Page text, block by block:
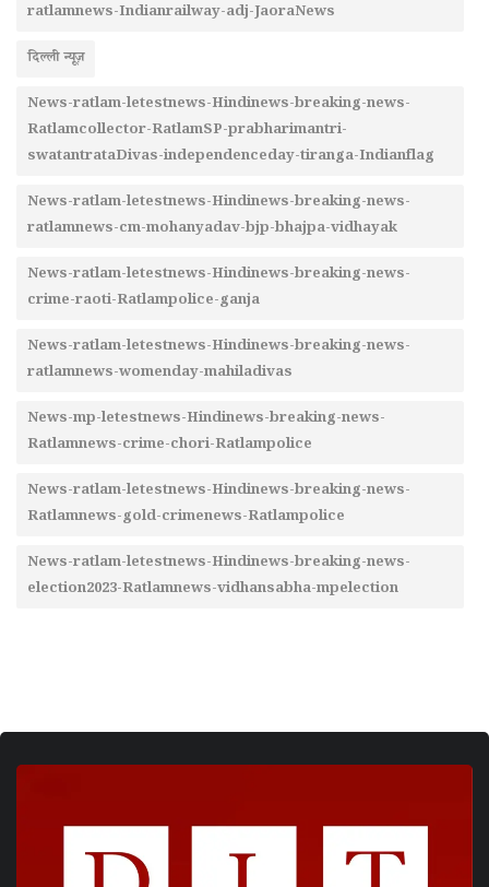
ratlamnews-Indianrailway-adj-JaoraNews
दिल्ली न्यूज़
News-ratlam-letestnews-Hindinews-breaking-news-
Ratlamcollector-RatlamSP-prabharimantri-
swatantrataDivas-independenceday-tiranga-Indianflag
News-ratlam-letestnews-Hindinews-breaking-news-
ratlamnews-cm-mohanyadav-bjp-bhajpa-vidhayak
News-ratlam-letestnews-Hindinews-breaking-news-
crime-raoti-Ratlampolice-ganja
News-ratlam-letestnews-Hindinews-breaking-news-
ratlamnews-womenday-mahiladivas
News-mp-letestnews-Hindinews-breaking-news-
Ratlamnews-crime-chori-Ratlampolice
News-ratlam-letestnews-Hindinews-breaking-news-
Ratlamnews-gold-crimenews-Ratlampolice
News-ratlam-letestnews-Hindinews-breaking-news-
election2023-Ratlamnews-vidhansabha-mpelection